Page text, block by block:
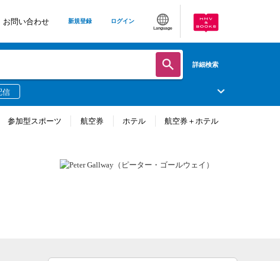
お問い合わせ 新規登録 ログイン
Language
詳細検索
信
参加型スポーツ 航空券 ホテル 航空券＋ホテル